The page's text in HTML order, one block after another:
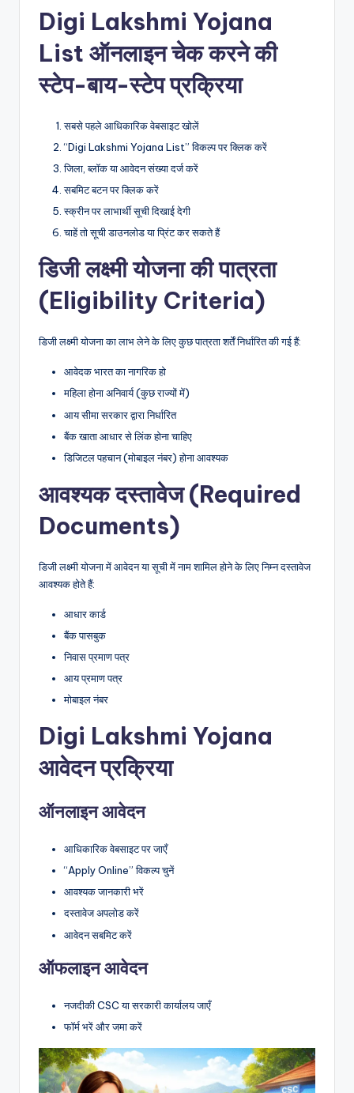
Digi Lakshmi Yojana
List ऑनलाइन चेक करने की
स्टेप-बाय-स्टेप प्रक्रिया
सबसे पहले आधिकारिक वेबसाइट खोलें
“Digi Lakshmi Yojana List” विकल्प पर क्लिक करें
जिला, ब्लॉक या आवेदन संख्या दर्ज करें
सबमिट बटन पर क्लिक करें
स्क्रीन पर लाभार्थी सूची दिखाई देगी
चाहें तो सूची डाउनलोड या प्रिंट कर सकते हैं
डिजी लक्ष्मी योजना की पात्रता
(Eligibility Criteria)
डिजी लक्ष्मी योजना का लाभ लेने के लिए कुछ पात्रता शर्तें निर्धारित की गई हैं:
आवेदक भारत का नागरिक हो
महिला होना अनिवार्य (कुछ राज्यों में)
आय सीमा सरकार द्वारा निर्धारित
बैंक खाता आधार से लिंक होना चाहिए
डिजिटल पहचान (मोबाइल नंबर) होना आवश्यक
आवश्यक दस्तावेज (Required
Documents)
डिजी लक्ष्मी योजना में आवेदन या सूची में नाम शामिल होने के लिए निम्न दस्तावेज
आवश्यक होते हैं:
आधार कार्ड
बैंक पासबुक
निवास प्रमाण पत्र
आय प्रमाण पत्र
मोबाइल नंबर
Digi Lakshmi Yojana
आवेदन प्रक्रिया
ऑनलाइन आवेदन
आधिकारिक वेबसाइट पर जाएँ
“Apply Online” विकल्प चुनें
आवश्यक जानकारी भरें
दस्तावेज अपलोड करें
आवेदन सबमिट करें
ऑफलाइन आवेदन
नजदीकी CSC या सरकारी कार्यालय जाएँ
फॉर्म भरें और जमा करें